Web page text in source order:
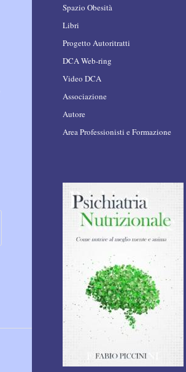
Spazio Obesità
Libri
Progetto Autoritratti
DCA Web-ring
Video DCA
Associazione
Autore
Area Professionisti e Formazione